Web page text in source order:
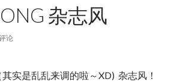
杂志风
论
实是乱乱来调的啦～XD) 杂志风！